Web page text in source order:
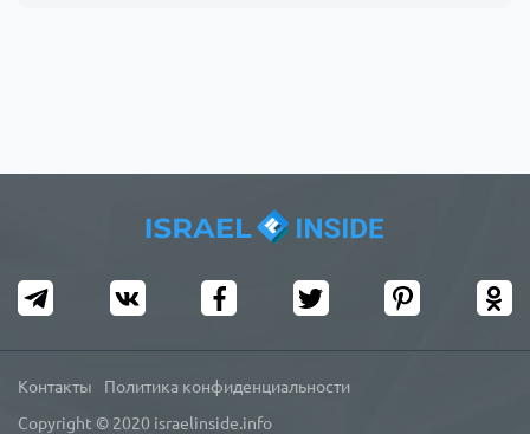
Copyright © 2020 israelinside.info
Контакты Политика конфиденциальности